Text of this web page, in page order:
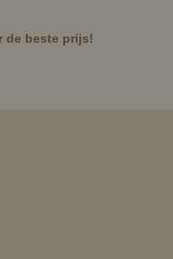
de beste prijs!